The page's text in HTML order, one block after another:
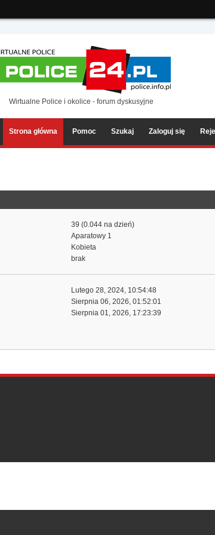
Wirtualne Police i okolice - forum dyskusyjne
Strona główna Pomoc Szukaj Zaloguj się
39 (0.044 na dzień)
Aparatowy 1
Kobieta
brak
Lutego 28, 2024, 10:54:48
Sierpnia 06, 2026, 01:52:01
Sierpnia 01, 2026, 17:23:39